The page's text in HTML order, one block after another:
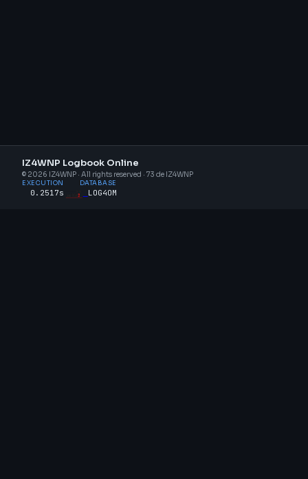
IZ4WNP Logbook Online
© 2026 IZ4WNP · All rights reserved · 73 de IZ4WNP
EXECUTION
0.2517s
DATABASE
LOG4OM